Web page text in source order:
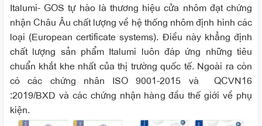
Italumi- GOS tự hào là thương hiệu cửa nhôm đạt chứng
nhận Châu Âu chất lượng về hệ thống nhôm định hình các
loại (European certificate systems). Điều này khẳng định
chất lượng sản phẩm Italumi luôn đáp ứng những tiêu
chuẩn khắt khe nhất của thị trường quốc tế. Ngoài ra còn
có các chứng nhân ISO 9001-2015 và QCVN16
:2019/BXD và các chứng nhận hàng đầu thế giới về phụ
kiện.